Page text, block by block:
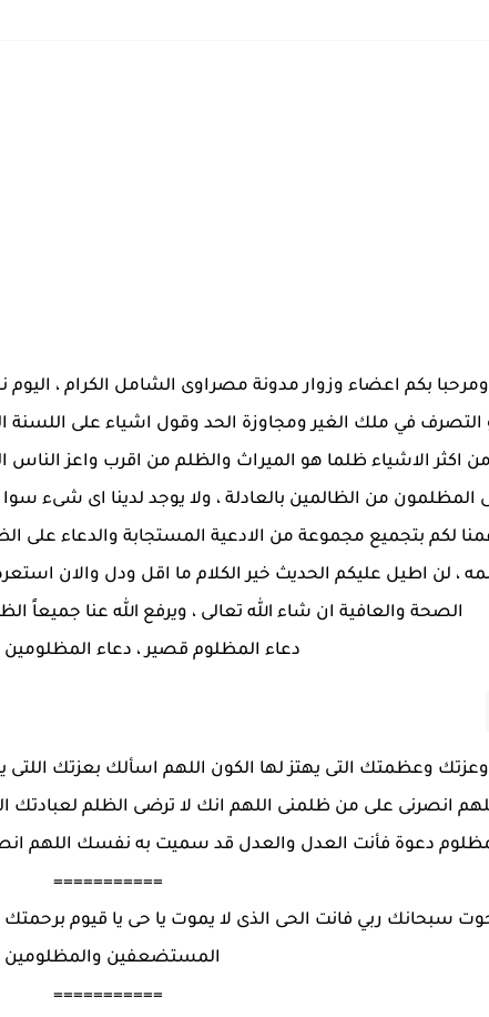
بكم اعضاء وزوار مدونة مصراوى الشامل الكرام ،
التصرف في ملك الغير ومجاوزة الحد وقول اشياء على
الاشياء ظلما هو الميراث والظلم من اقرب واعز الناس
من الظالمين بالعادلة ، ولا يوجد لدينا اى شىء سوا
قمنا لكم بتجميع مجموعة من الادعية المستجابة والدعاء على
، لن اطيل عليكم الحديث خير الكلام ما اقل ودل والان
الصحة والعافية ان شاء الله تعالى ، ويرفع الله عنا جميعاً
دعاء المظلوم قصير ، دعاء
وعظمتك التى يهتز لها الكون اللهم اسألك بعزتك
انصرنى على من ظلمنى اللهم انك لا ترضى الظلم لعبادتك
دعوة فأنت العدل والعدل قد سميت به نفسك اللهم
===========
سبحانك ربي فانت الحى الذى لا يموت يا حى يا قيوم
المستضعفين والمظلومين
===========